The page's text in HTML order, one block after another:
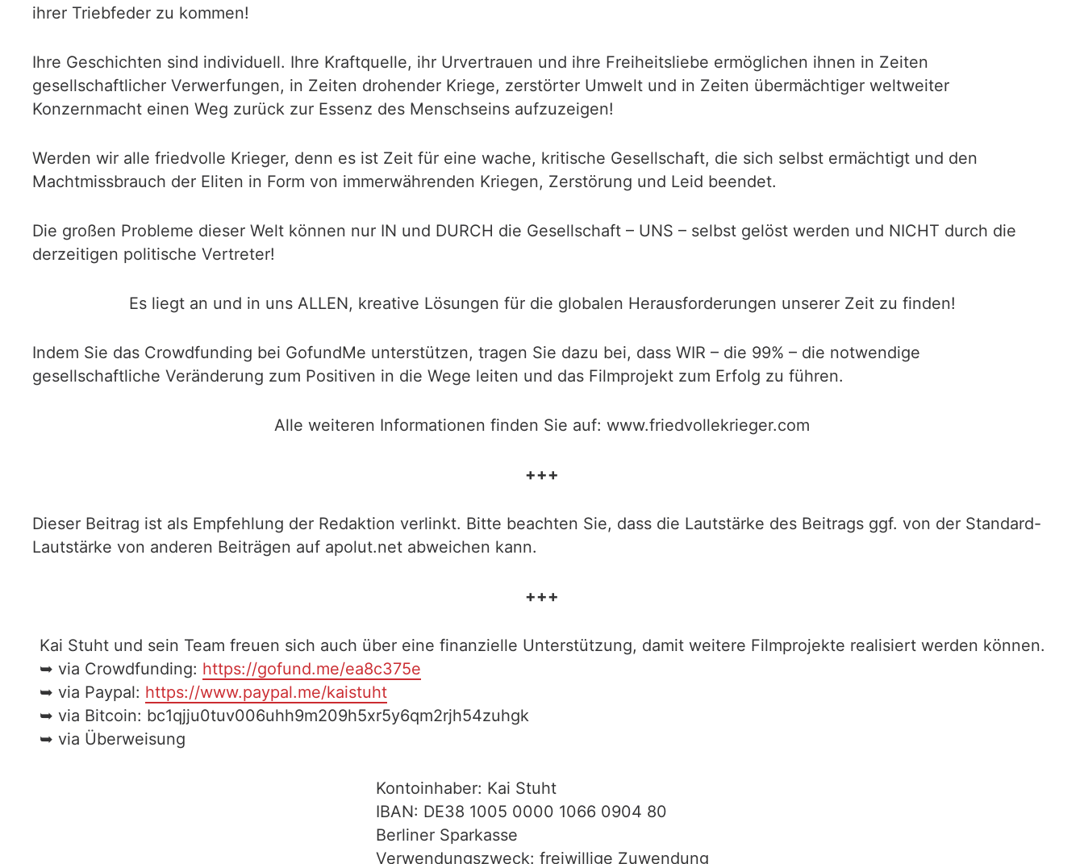
ihrer Triebfeder zu kommen!
Ihre Geschichten sind individuell. Ihre Kraftquelle, ihr Urvertrauen und ihre Freiheitsliebe ermöglichen ihnen in Zeiten
gesellschaftlicher Verwerfungen, in Zeiten drohender Kriege, zerstörter Umwelt und in Zeiten übermächtiger weltweiter
Konzernmacht einen Weg zurück zur Essenz des Menschseins aufzuzeigen!
Werden wir alle friedvolle Krieger, denn es ist Zeit für eine wache, kritische Gesellschaft, die sich selbst ermächtigt und den
Machtmissbrauch der Eliten in Form von immerwährenden Kriegen, Zerstörung und Leid beendet.
Die großen Probleme dieser Welt können nur IN und DURCH die Gesellschaft – UNS – selbst gelöst werden und NICHT durch die
derzeitigen politische Vertreter!
Es liegt an und in uns ALLEN, kreative Lösungen für die globalen Herausforderungen unserer Zeit zu finden!
Indem Sie das Crowdfunding bei GofundMe unterstützen, tragen Sie dazu bei, dass WIR – die 99% – die notwendige
gesellschaftliche Veränderung zum Positiven in die Wege leiten und das Filmprojekt zum Erfolg zu führen.
Alle weiteren Informationen finden Sie auf: www.friedvollekrieger.com
+++
Dieser Beitrag ist als Empfehlung der Redaktion verlinkt. Bitte beachten Sie, dass die Lautstärke des Beitrags ggf. von der Standard-
Lautstärke von anderen Beiträgen auf apolut.net abweichen kann.
+++
Kai Stuht und sein Team freuen sich auch über eine finanzielle Unterstützung, damit weitere Filmprojekte realisiert werden können.
➥ via Crowdfunding: https://gofund.me/ea8c375e
➥ via Paypal: https://www.paypal.me/kaistuht
➥ via Bitcoin: bc1qjju0tuv006uhh9m209h5xr5y6qm2rjh54zuhgk
➥ via Überweisung
Kontoinhaber: Kai Stuht
IBAN: DE38 1005 0000 1066 0904 80
Berliner Sparkasse
Verwendungszweck: freiwillige Zuwendung